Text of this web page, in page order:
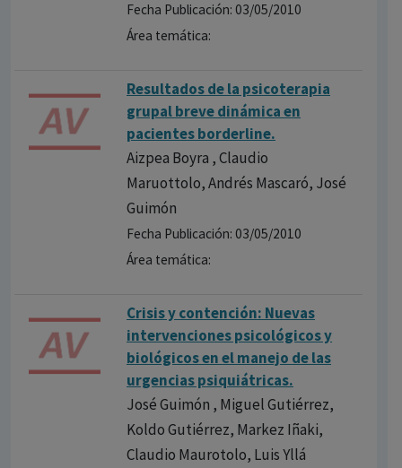
Fecha Publicación: 03/05/2010
Área temática:
Resultados de la psicoterapia
grupal breve dinámica en
pacientes borderline.
Aizpea Boyra , Claudio
Maruottolo, Andrés Mascaró, José
Guimón
Fecha Publicación: 03/05/2010
Área temática:
Crisis y contención: Nuevas
intervenciones psicológicos y
biológicos en el manejo de las
urgencias psiquiátricas.
José Guimón , Miguel Gutiérrez,
Koldo Gutiérrez, Markez Iñaki,
Claudio Maurotolo, Luis Yllá